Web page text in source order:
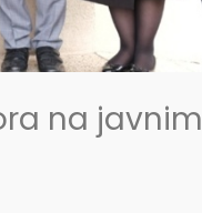
na javnim